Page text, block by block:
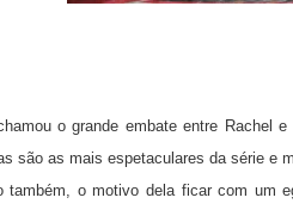
o grande embate entre Rachel
são as mais espetaculares da série e
também, o motivo dela ficar com um